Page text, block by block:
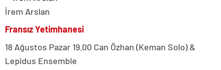
İrem Arslan
Fransız Yetimhanesi
18 Ağustos Pazar 19.00 Can Özhan (Keman Solo) &
Lepidus Ensemble